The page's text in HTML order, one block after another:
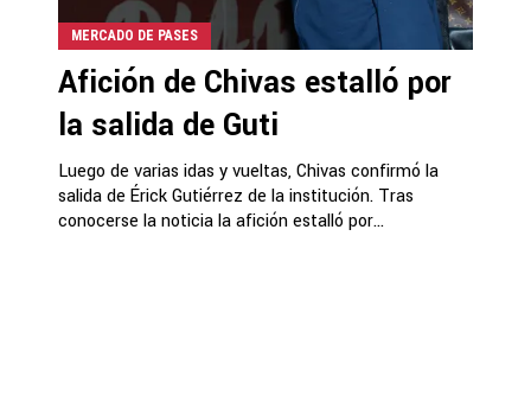
MERCADO DE PASES
Afición de Chivas estalló por
la salida de Guti
Luego de varias idas y vueltas, Chivas confirmó la
salida de Érick Gutiérrez de la institución. Tras
conocerse la noticia la afición estalló por...